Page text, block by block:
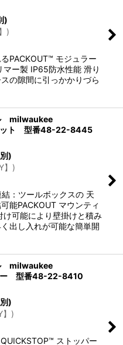
)
)
PACKOUT™ モジュラー
マー製 IP65防水性能 滑り
の隙間に引っかかりづら
milwaukee
ット 型番48-22-8445
)
)
：ツールボックスの 天
能PACKOUT マウンティ
け可能により壁掛けと積み
出し入れが可能な簡単開
milwaukee
ー 型番48-22-8410
)
)
ストッパー